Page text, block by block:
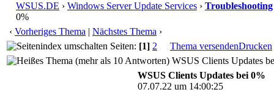
WSUS.DE › Windows Server Update Services › Troubleshooting
0%
‹ Vorheriges Thema | Nächstes Thema ›
Seiten: [1] 2 Thema versendenDrucken
WSUS Clients Updates
WSUS Clients Updates bei 0%
07.07.22 um 14:00:25